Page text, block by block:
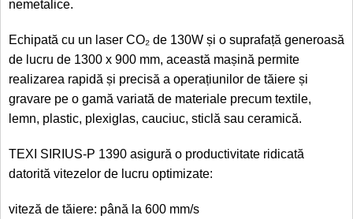
nemetalice.
Echipată cu un laser CO₂ de 130W și o suprafață generoasă
de lucru de 1300 x 900 mm, această mașină permite
realizarea rapidă și precisă a operațiunilor de tăiere și
gravare pe o gamă variată de materiale precum textile,
lemn, plastic, plexiglas, cauciuc, sticlă sau ceramică.
TEXI SIRIUS-P 1390 asigură o productivitate ridicată
datorită vitezelor de lucru optimizate:
viteză de tăiere: până la 600 mm/s